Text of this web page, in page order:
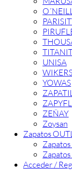
O´NEILL
UNISA
YOWAS
ZEÑAY
Zoysan
Zapatos
Acceder /